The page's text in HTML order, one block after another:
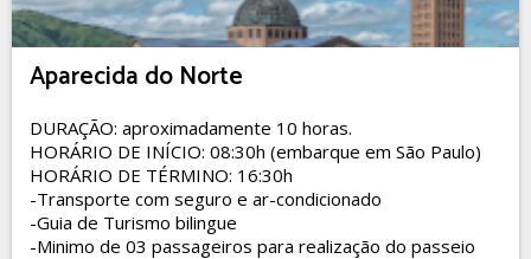
Aparecida do Norte
DURAÇÃO: aproximadamente 10 horas.
HORÁRIO DE INÍCIO: 08:30h (embarque em São Paulo)
HORÁRIO DE TÉRMINO: 16:30h
-Transporte com seguro e ar-condicionado
-Guia de Turismo bilingue
-Minimo de 03 passageiros para realização do passeio